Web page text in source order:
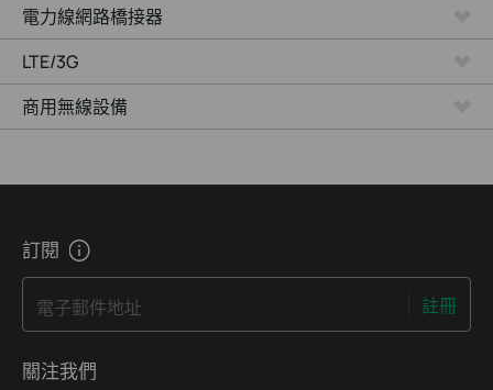
電力線網路橋接器
LTE/3G
商用無線設備
訂閱
電子郵件地址 註冊
關注我們